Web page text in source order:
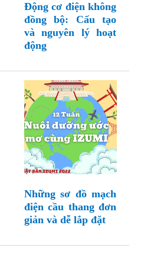
Động cơ điện không
đồng bộ: Cấu tạo
và nguyên lý hoạt
động
Những sơ đồ mạch
điện cầu thang đơn
giản và dễ lắp đặt